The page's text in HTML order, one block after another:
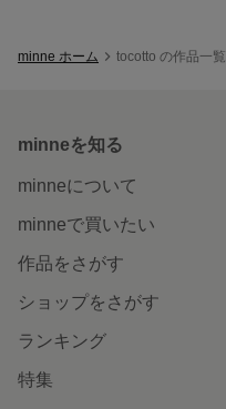
minne ホーム tocotto の作品一覧
minneを知る
minneについて
minneで買いたい
作品をさがす
ショップをさがす
ランキング
特集